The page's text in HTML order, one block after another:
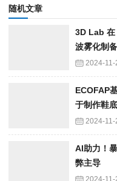
随机文章
3D Lab
波雾化制
2024-11-
ECOFAP
于制作鞋
2024-11-
AI助力！
弊主导
2024-11-